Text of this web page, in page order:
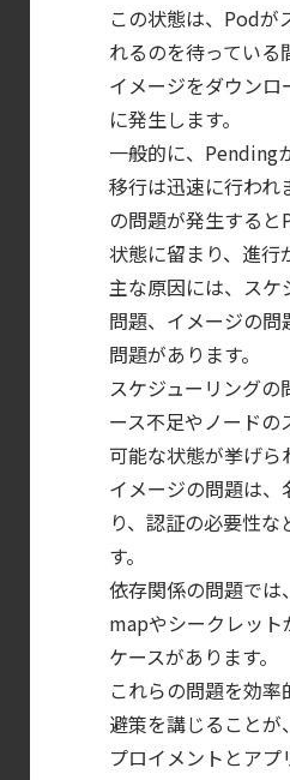
ガイド
【ブログ】
セキュリテ
2026年6月
【ブログ】
コンテナセキ
クラウドネ
【ブログ】
サーバ・
コンテナの統
第4回：
JP1・
Illumio連携
―
検知イベント
セキュリテ
Agent
Local機能の
【ブログ】
CTEMとは何
この状態は、Podが
れるのを待っている
イメージをダウンロ
に発生します。
一般的に、Pending
移行は迅速に行われ
の問題が発生する
状態に留まり、進行
主な原因には、スケ
問題、イメージの問
問題があります。
スケジューリングの
ース不足やノードの
可能な状態が挙げら
イメージの問題は
り、認証の必要性な
す。
依存関係の問題で
mapやシークレット
ケースがあります。
これらの問題を効
避策を講じることが
プロイメントとアプ